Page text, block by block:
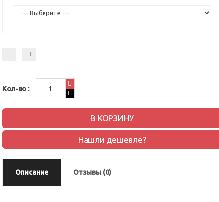
Кол-во :
В КОРЗИНУ
Нашли дешевле?
Описание Отзывы (0)